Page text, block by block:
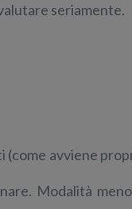
seriamente.
(come avviene
Modalità